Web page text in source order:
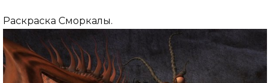
Раскраска Сморкалы.